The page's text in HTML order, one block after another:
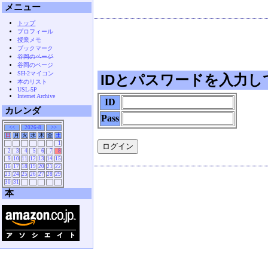
IDとパスワードを入力し
ID
Pass
メニュー
トップ
プロフィール
授業メモ
ブックマーク
谷岡のページ
谷岡のページ
SH-2マイコン
本のリスト
USL-5P
Internet Archive
カレンダ
<< 2026-8
>>
日
月 火 水 木 金
土
1
2
3 4 5 6 7
8
9 10 11 12 13 14 15
16 17 18 19 20 21
22
23 24 25 26 27 28 29
30 31
本